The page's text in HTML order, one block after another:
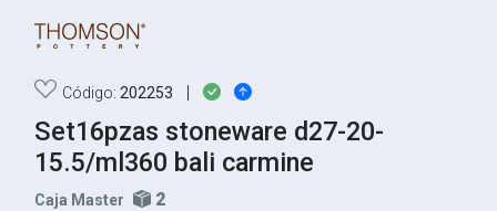
Código: 202253 |
Set16pzas stoneware d27-20-
15.5/ml360 bali carmine
Caja Master 2